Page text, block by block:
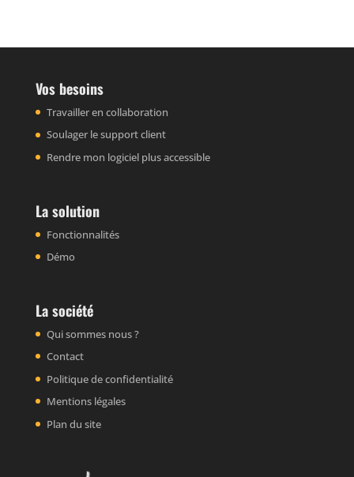
Vos besoins
Travailler en collaboration
Soulager le support client
Rendre mon logiciel plus accessible
La solution
Fonctionnalités
Démo
La société
Qui sommes nous ?
Contact
Politique de confidentialité
Mentions légales
Plan du site